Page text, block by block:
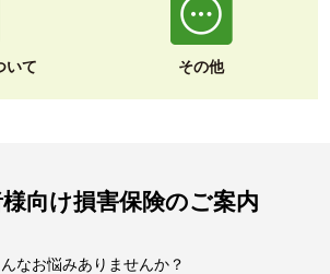
いて その他
向け損害保険のご案内
んなお悩みありませんか？